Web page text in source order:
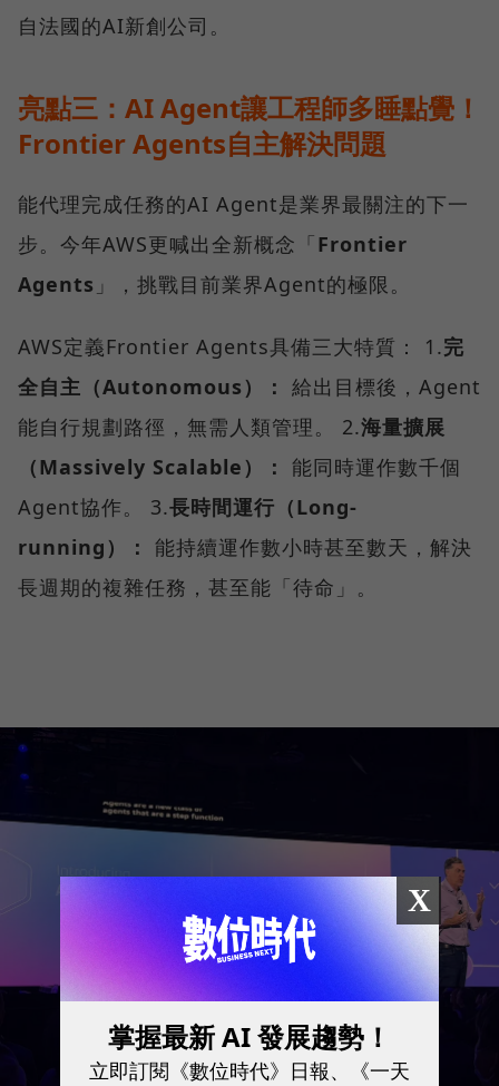
自法國的AI新創公司。
亮點三：AI Agent讓工程師多睡點覺！
Frontier Agents自主解決問題
能代理完成任務的AI Agent是業界最關注的下一
步。今年AWS更喊出全新概念「Frontier
Agents 」，挑戰目前業界Agent的極限。
AWS定義Frontier Agents具備三大特質： 1.完
全自主（Autonomous）： 給出目標後，Agent
能自行規劃路徑，無需人類管理。 2.海量擴展
（Massively Scalable）： 能同時運作數千個
Agent協作。 3.長時間運行（Long-
running）： 能持續運作數小時甚至數天，解決
長週期的複雜任務，甚至能「待命」。
X
掌握最新 AI 發展趨勢！
立即訂閱《數位時代》日報、《一天